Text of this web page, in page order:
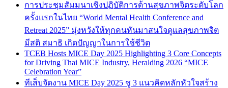
การประชุมสัมมนาเชิงปฏิบัติการด้านสุขภาพจิตระดับโลก
ครั้งแรกในไทย “World Mental Health Conference and
Retreat 2025” มุ่งหวังให้ทุกคนหันมาสนใจดูแลสุขภาพจิต
มีสติ สมาธิ เกิดปัญญาในการใช้ชีวิต
TCEB Hosts MICE Day 2025 Highlighting 3 Core Concepts
for Driving Thai MICE Industry, Heralding 2026 “MICE
Celebration Year”
ทีเส็บจัดงาน MICE Day 2025 ชู 3 แนวคิดหลักหัวใจสร้าง